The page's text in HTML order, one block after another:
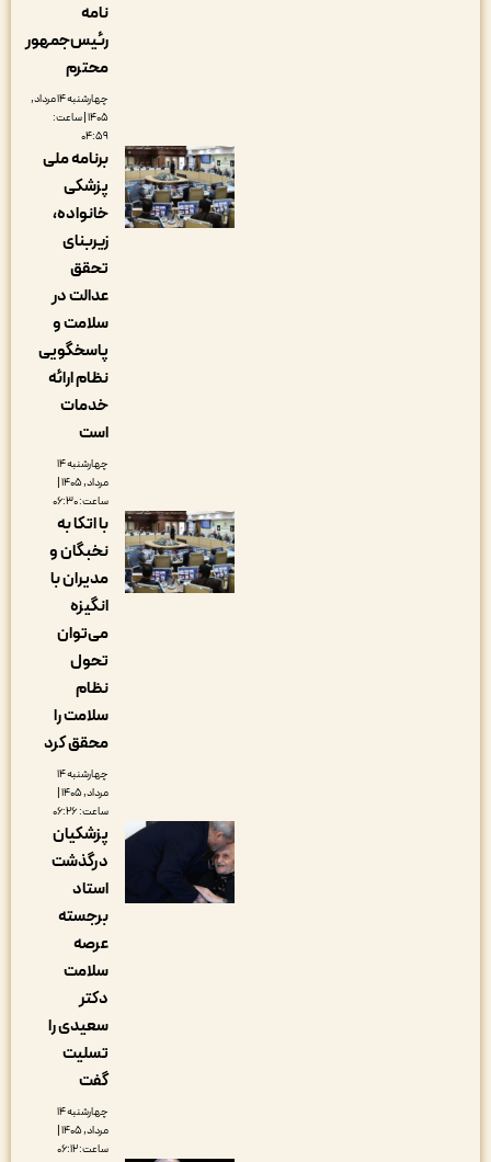
رئیس‌جمهور
چهارشنبه ۱۴ مرداد,
۱۴۰۵ | ساعت:
برنامه ملی
پزشکی
خانواده،
عدالت در
سلامت و
پاسخگویی
نظام ارائه
چهارشنبه ۱۴
مرداد, ۱۴۰۵ |
با اتکا به
نخبگان و
مدیران با
می‌توان
سلامت را
محقق کرد
چهارشنبه ۱۴
مرداد, ۱۴۰۵ |
پزشکیان
درگذشت
برجسته
سعیدی را
چهارشنبه ۱۴
مرداد, ۱۴۰۵ |